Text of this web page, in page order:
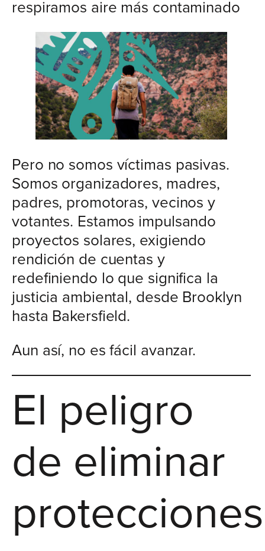
respiramos aire más contaminado
Pero no somos víctimas pasivas.
Somos organizadores, madres,
padres, promotoras, vecinos y
votantes. Estamos impulsando
proyectos solares, exigiendo
rendición de cuentas y
redefiniendo lo que significa la
justicia ambiental, desde Brooklyn
hasta Bakersfield.
Aun así, no es fácil avanzar.
El peligro
de eliminar
protecciones